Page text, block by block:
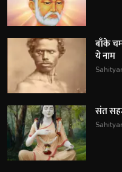
बाँके
ये नाम
संत